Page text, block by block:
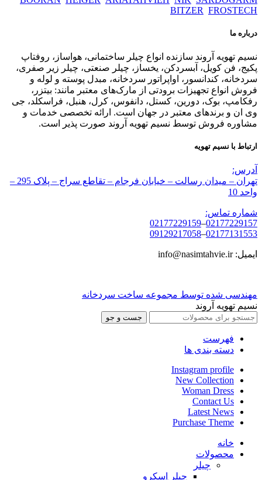
BITZER FROSTECH
درباره ما
نسیم تهویه آروند سازنده انواع چیلر ساختمانی، هواساز، روفتاپ
پکیج، فن کویل، آبسردکن، یخساز، چیلر صنعتی، چیلر زیر صفری،
سردخانه، کندانسور، اواپراتور سردخانه، مبدل پوسته و لوله و
فروش انواع تجهیزات برودتی از مارک‌های معتبر مانند: بیتزر،
رفکامپ، بوک، دورین، کستل، دانفوس، کرل، هنبل، فراسکلد، جی
وی ان و برندهای معتبر در جهان است. ارائه تخصصی خدمات و
مشاوره فروش توسط نسیم تهویه آروند صورت پذیر است.
ارتباط با نسیم تهویه
آدرس:
تهران – میدان رسالت – خیابان فرجام – تقاطع سراج – پلاک 295 –
واحد 10
شماره تماس:
02177229157
–
02177229159
02177131553
–
09129217058
ایمیل: info@nasimtahvie.ir
مهندسی شده توسط مجموعه ساخت سردخانه
نسیم تهویه آروند
جست و جو
فهرست
دسته بندی ها
Instagram profile
New Collection
Woman Dress
Contact Us
Latest News
Purchase Theme
خانه
محصولات
چیلر
چیلر اسکرو